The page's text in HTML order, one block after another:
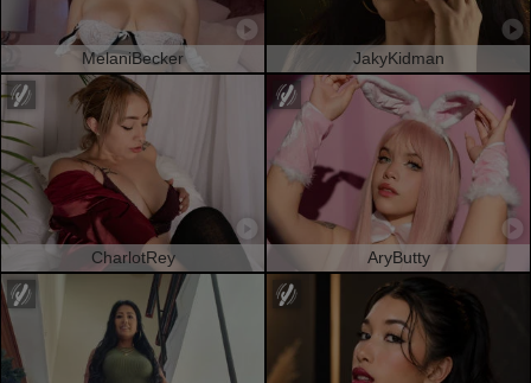
MelaniBecker JakyKidman
CharlotRey AryButty